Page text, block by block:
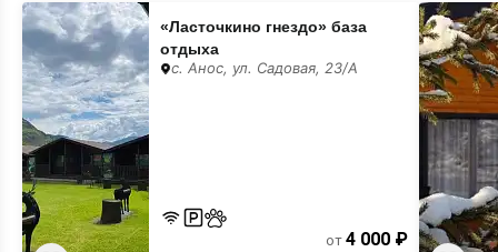
«Ласточкино
гнездо»
база
отдыха
«Ласточкино гнездо» база
отдыха
с. Анос, ул. Садовая, 23/А
от 4 000 ₽
«Forest
Green»
комплекс